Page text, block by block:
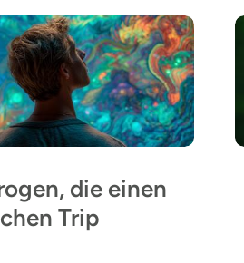
die einen
Trip